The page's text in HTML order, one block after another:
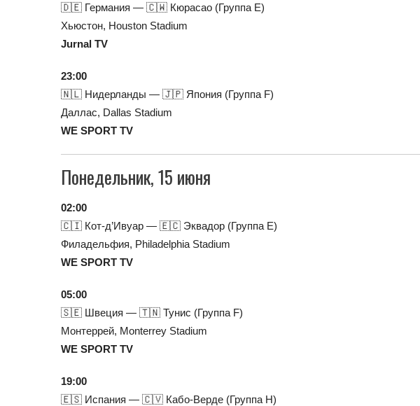
🇩🇪 Германия — 🇨🇼 Кюрасао (Группа E)
Хьюстон, Houston Stadium
Jurnal TV
23:00
🇳🇱 Нидерланды — 🇯🇵 Япония (Группа F)
Даллас, Dallas Stadium
WE SPORT TV
Понедельник, 15 июня
02:00
🇨🇮 Кот-д’Ивуар — 🇪🇨 Эквадор (Группа E)
Филадельфия, Philadelphia Stadium
WE SPORT TV
05:00
🇸🇪 Швеция — 🇹🇳 Тунис (Группа F)
Монтеррей, Monterrey Stadium
WE SPORT TV
19:00
🇪🇸 Испания — 🇨🇻 Кабо-Верде (Группа H)